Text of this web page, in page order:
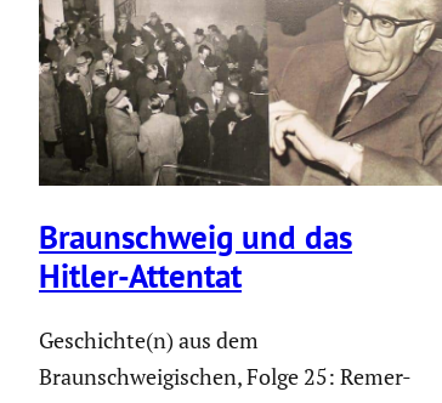
Braun­schweig und das
Hitler-Attentat
Geschichte(n) aus dem
Braunschweigischen, Folge 25: Remer-